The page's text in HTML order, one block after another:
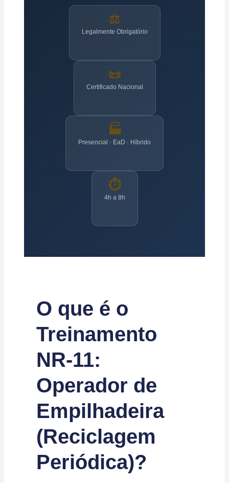
⚖️
Legalmente Obrigatório
📜
Certificado Nacional
🏭
Presencial · EaD · Híbrido
⏱️
4h a 8h
O que é o
Treinamento
NR-11:
Operador de
Empilhadeira
(Reciclagem
Periódica)?